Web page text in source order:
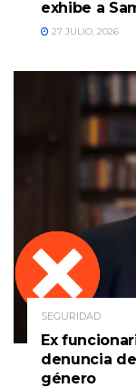
exhibe a
27 JULIO, 2026
SEGURIDAD
Ex
denuncia
género